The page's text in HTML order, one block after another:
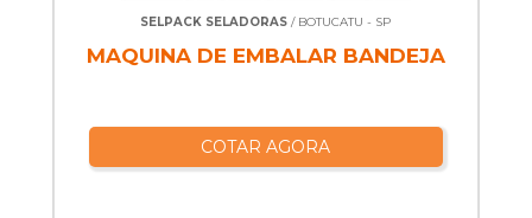
SELPACK SELADORAS / BOTUCATU - SP
MAQUINA DE EMBALAR BANDEJA
COTAR AGORA